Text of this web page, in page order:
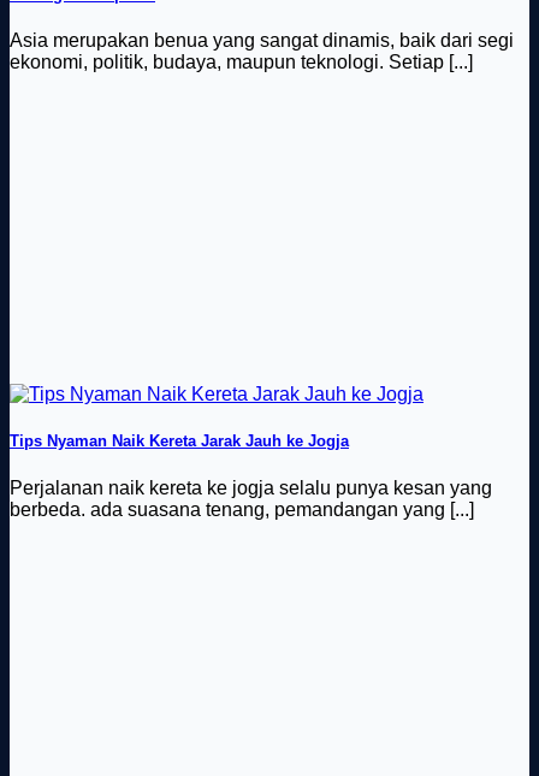
Asia merupakan benua yang sangat dinamis, baik dari segi
ekonomi, politik, budaya, maupun teknologi. Setiap [...]
Tips Nyaman Naik Kereta Jarak Jauh ke Jogja
Perjalanan naik kereta ke jogja selalu punya kesan yang
berbeda. ada suasana tenang, pemandangan yang [...]